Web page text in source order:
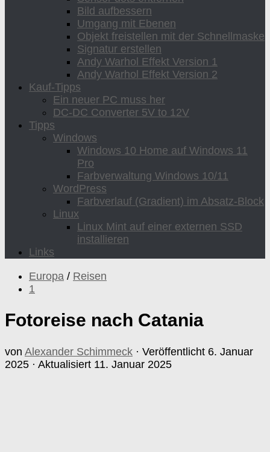
Bild aufbessern
Umgang mit Ebenen
Objekt freistellen mit der Schnellmaske
Signatur erstellen
Andy Warhol Effekt Version 1
Andy Warhol Effekt Version 2
Kauf-Tipps
Ein neuer PC muss her
DC-DC Converter 5V to 12V
Tipps
Windows
Windows 10 Home auf Windows 11
Pro
Farbverwaltung Windows 10/11
WordPress
Farbverlauf (Gradient) im Absatz-Block
Linux
Linux Mint auf einer externen SSD
installieren
Links
Europa / Reisen
1
Fotoreise nach Catania
von Alexander Schimmeck · Veröffentlicht 6. Januar
2025 · Aktualisiert 11. Januar 2025